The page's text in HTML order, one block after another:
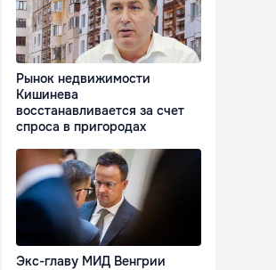
Рынок недвижимости
Кишинева
восстанавливается за счет
спроса в пригородах
Экс-главу МИД Венгрии